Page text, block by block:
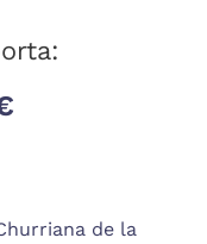
de la